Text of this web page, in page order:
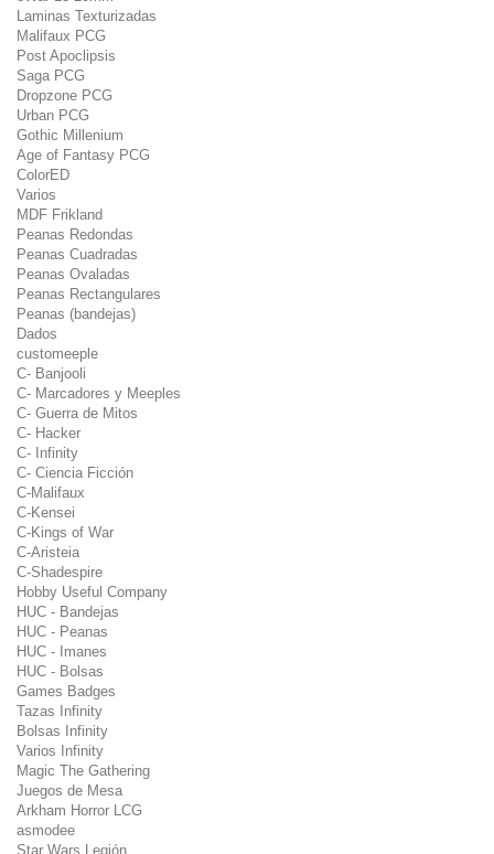
Laminas Texturizadas
Malifaux PCG
Post Apoclipsis
Saga PCG
Dropzone PCG
Urban PCG
Gothic Millenium
Age of Fantasy PCG
ColorED
Varios
MDF Frikland
Peanas Redondas
Peanas Cuadradas
Peanas Ovaladas
Peanas Rectangulares
Peanas (bandejas)
Dados
customeeple
C- Banjooli
C- Marcadores y Meeples
C- Guerra de Mitos
C- Hacker
C- Infinity
C- Ciencia Ficción
C-Malifaux
C-Kensei
C-Kings of War
C-Aristeia
C-Shadespire
Hobby Useful Company
HUC - Bandejas
HUC - Peanas
HUC - Imanes
HUC - Bolsas
Games Badges
Tazas Infinity
Bolsas Infinity
Varios Infinity
Magic The Gathering
Juegos de Mesa
Arkham Horror LCG
asmodee
Star Wars Legión